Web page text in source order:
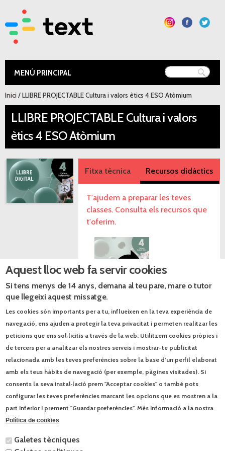
contingut
Text Educació
Esteu aquí
Inici/ LLIBRE PROJECTABLE Cultura i valors ètics 4 ESO Atòmium
LLIBRE PROJECTABLE Cultura i valors
ètics 4 ESO Atòmium
Fitxa tècnica Recursos didàctics
T'ajudem a preparar les teves
classes. Consulta els recursos que
t'oferim.
Llibres relacionats
Cultura i valors ètics 1 ESO Atòmium
Cultura i valors ètics 2 ESO Atòmium
Cultura i valors ètics 3 ESO Atòmium
Cultura i valors ètics 4 ESO Atòmium
LLIBRE PROJECTABLE Cultura i valors ètics 2 ESO Atòmium
Aquest lloc web fa servir cookies
Si tens menys de 14 anys, demana al teu pare, mare o tutor
que llegeixi aquest missatge.
Les cookies són importants per a tu, influeixen en la teva experiència de
navegació, ens ajuden a protegir la teva privacitat i permeten realitzar les
peticions que ens sol·licitis a través de la web. Utilitzem cookies pròpies i
de tercers per a analitzar els nostres serveis i mostrar-te publicitat
relacionada amb les teves preferències sobre la base d’un perfil elaborat
amb els teus hàbits de navegació (per exemple, pàgines visitades). Si
consents la seva instal·lació prem "Acceptar cookies" o també pots
configurar les teves preferències marcant les opcions que es mostren a la
part inferior i prement "Guardar preferències". Més informació a la nostra
Política de cookies
Galetes tècniques